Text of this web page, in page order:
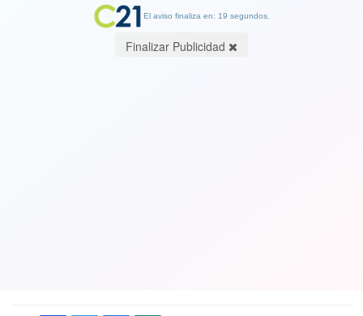
El aviso finaliza en: 19 segundos.
Finalizar Publicidad